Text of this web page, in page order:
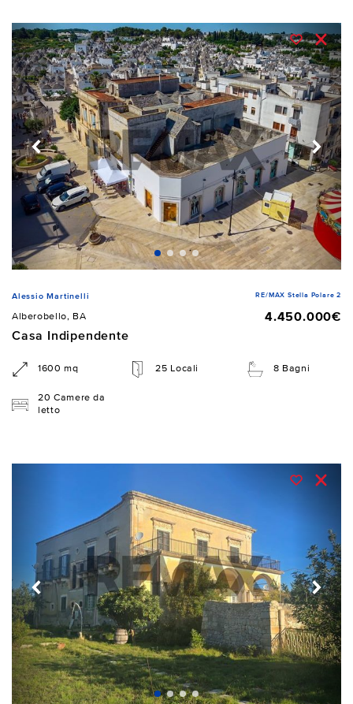
Alessio Martinelli RE/MAX Stella Polare 2
Alberobello, BA
4.450.000€
Casa Indipendente
1600 mq 25 Locali 8 Bagni
20 Camere da
letto